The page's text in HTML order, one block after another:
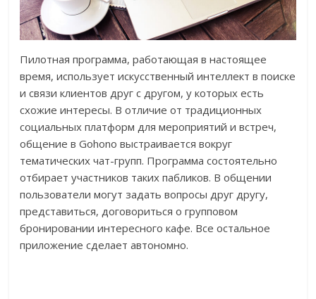
Пилотная программа, работающая в настоящее
время, использует искусственный интеллект в поиске
и связи клиентов друг с другом, у которых есть
схожие интересы. В отличие от традиционных
социальных платформ для мероприятий и встреч,
общение в Gohono выстраивается вокруг
тематических чат-групп. Программа состоятельно
отбирает участников таких пабликов. В общении
пользователи могут задать вопросы друг другу,
представиться, договориться о групповом
бронировании интересного кафе. Все остальное
приложение сделает автономно.